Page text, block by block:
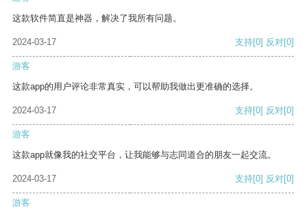
这款软件简直是神器，解决了我所有问题。
2024-03-17 支持[0] 反对[0]
游客
这款app的用户评论非常真实，可以帮助我做出更准确的选择。
2024-03-17 支持[0] 反对[0]
游客
这款app就像我的社交平台，让我能够与志同道合的朋友一起交流。
2024-03-17 支持[0] 反对[0]
游客